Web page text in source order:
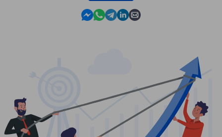
Contact us in Messenger
Contact us in WhatsApp
Contact us in Telegram
Contact us in Linkedin
Contact us by email